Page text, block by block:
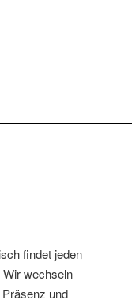
findet jeden
wechseln
und